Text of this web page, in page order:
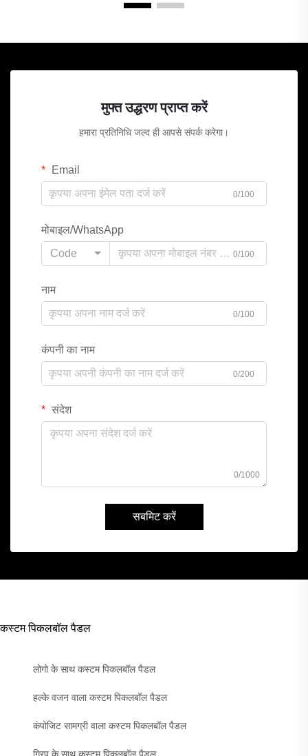
मुफ्त उद्धरण प्राप्त करें
हमारा प्रतिनिधि जल्द ही आपसे संपर्क करेगा।
Email
0/100
मोबाइल/WhatsApp
Code
0/100
नाम
0/100
कंपनी का नाम
0/200
संदेश
0/1000
सबमिट करें
कस्टम पिकलबॉल पैडल
लोगो के साथ कस्टम पिकलबॉल पैडल
हल्के वजन वाला कस्टम पिकलबॉल पैडल
कंपोजिट सामग्री वाला कस्टम पिकलबॉल पैडल